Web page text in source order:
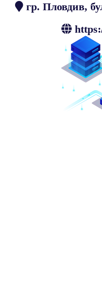
гр. Пловдив,